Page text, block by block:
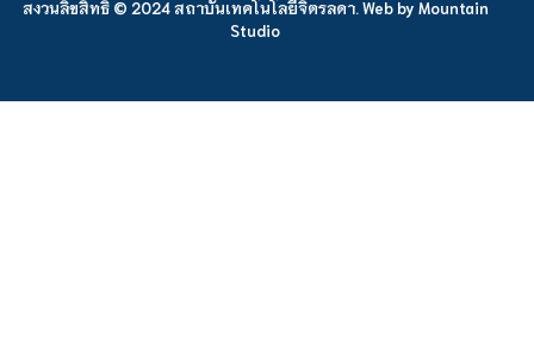
สงวนลิขสิทธิ์ © 2024 สถาบันเทคโนโลยีจิตรลดา. Web by Mountain
Studio